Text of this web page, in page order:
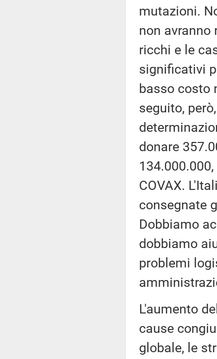
mutazioni.
non avranno
ricchi e le
significativi
basso costo
seguito,
donare
COVAX.
consegnate
Dobbiamo
dobbiamo
problemi
L'aumento
cause
globale, le